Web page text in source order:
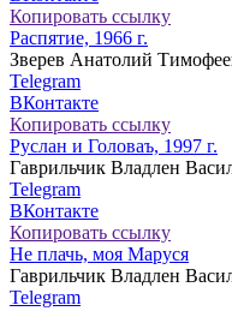
Копировать ссылку
Распятие, 1966 г.
Зверев Анатолий
Telegram
ВКонтакте
Копировать ссылку
Руслан и Головаъ, 1997 г.
Гаврильчик Владлен
Telegram
ВКонтакте
Копировать ссылку
Не плачь, моя Маруся
Гаврильчик Владлен
Telegram